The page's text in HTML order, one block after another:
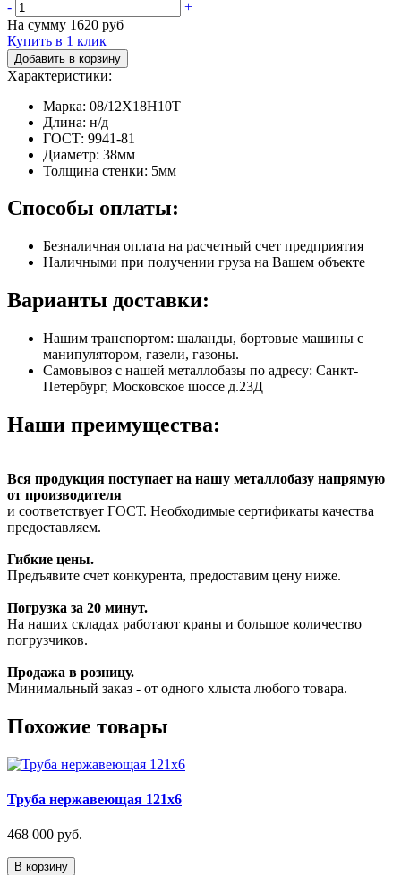
-
+
На сумму 1620 руб
Купить в 1 клик
Добавить в корзину
Характеристики:
Марка: 08/12Х18Н10Т
Длина: н/д
ГОСТ: 9941-81
Диаметр: 38мм
Толщина стенки: 5мм
Способы оплаты:
Безналичная оплата на расчетный счет предприятия
Наличными при получении груза на Вашем объекте
Варианты доставки:
Нашим транспортом: шаланды, бортовые машины с
манипулятором, газели, газоны.
Самовывоз с нашей металлобазы по адресу: Санкт-
Петербург, Московское шоссе д.23Д
Наши преимущества:
Вся продукция поступает на нашу металлобазу напрямую
от производителя
и соответствует ГОСТ. Необходимые сертификаты качества
предоставляем.
Гибкие цены.
Предъявите счет конкурента, предоставим цену ниже.
Погрузка за 20 минут.
На наших складах работают краны и большое количество
погрузчиков.
Продажа в розницу.
Минимальный заказ - от одного хлыста любого товара.
Похожие товары
Труба нержавеющая 121х6
468 000 руб.
В корзину